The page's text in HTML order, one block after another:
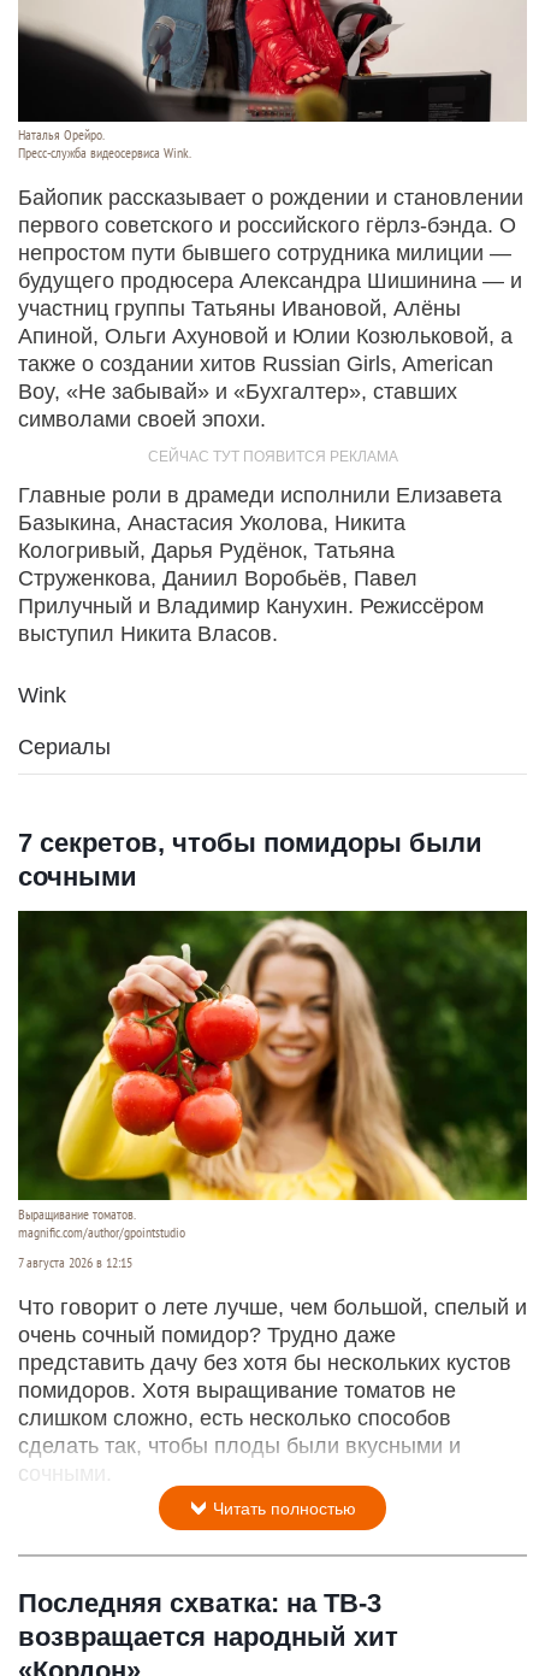
Наталья Орейро.
Пресс-служба видеосервиса Wink.
Байопик рассказывает о рождении и становлении
первого советского и российского гёрлз-бэнда. О
непростом пути бывшего сотрудника милиции —
будущего продюсера Александра Шишинина — и
участниц группы Татьяны Ивановой, Алёны
Апиной, Ольги Ахуновой и Юлии Козюльковой, а
также о создании хитов Russian Girls, American
Boy, «Не забывай»‎ и «Бухгалтер», ставших
символами своей эпохи.
Главные роли в драмеди исполнили Елизавета
Базыкина, Анастасия Уколова, Никита
Кологривый, Дарья Рудёнок, Татьяна
Струженкова, Даниил Воробьёв, Павел
Прилучный и Владимир Канухин. Режиссёром
выступил Никита Власов.
Wink
Сериалы
7 секретов, чтобы помидоры были
сочными
Выращивание томатов.
magnific.com/author/gpointstudio
7 августа 2026 в 12:15
Что говорит о лете лучше, чем большой, спелый и
очень сочный помидор? Трудно даже
представить дачу без хотя бы нескольких кустов
помидоров. Хотя выращивание томатов не
слишком сложно, есть несколько способов
сделать так, чтобы плоды были вкусными и
сочными.
Читать полностью
Последняя схватка: на ТВ-3
возвращается народный хит